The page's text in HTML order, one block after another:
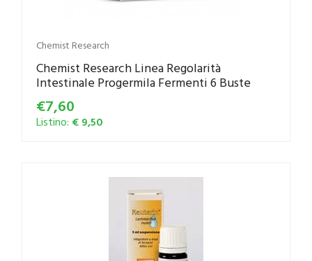
Chemist Research
Chemist Research Linea Regolarità
Intestinale Progermila Fermenti 6 Buste
€7,60
Listino: € 9,50